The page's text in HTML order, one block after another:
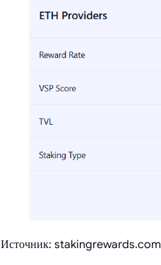
Источник: stakingrewards.com